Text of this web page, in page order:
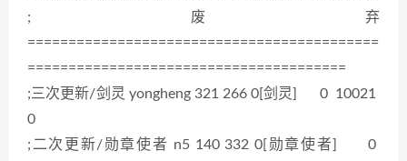
;废弃
===========================================
=======================================
;三次更新/剑灵 yongheng 321 266 0[剑灵] 0 10021
0
;二次更新/勋章使者 n5 140 332 0[勋章使者] 0